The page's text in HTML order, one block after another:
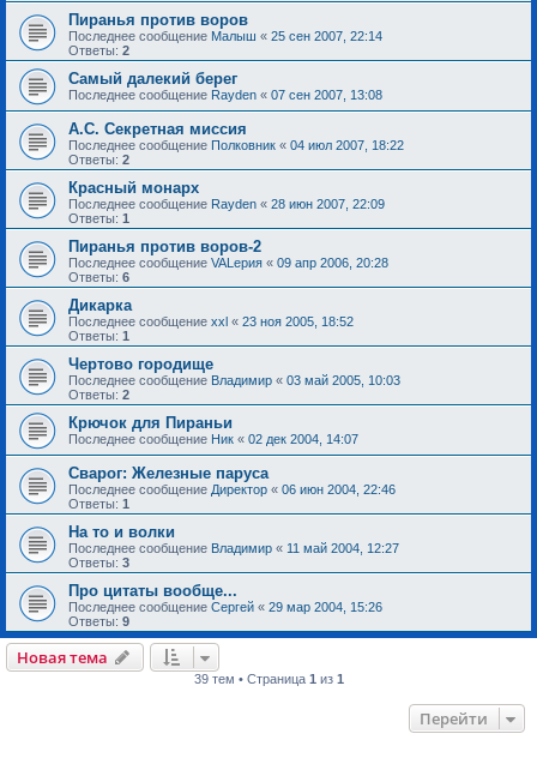
Пиранья против воров
Последнее сообщение Малыш « 25 сен 2007, 22:14
Ответы: 2
Самый далекий берег
Последнее сообщение Rayden « 07 сен 2007, 13:08
А.С. Секретная миссия
Последнее сообщение Полковник « 04 июл 2007, 18:22
Ответы: 2
Красный монарх
Последнее сообщение Rayden « 28 июн 2007, 22:09
Ответы: 1
Пиранья против воров-2
Последнее сообщение VALерия « 09 апр 2006, 20:28
Ответы: 6
Дикарка
Последнее сообщение xxl « 23 ноя 2005, 18:52
Ответы: 1
Чертово городище
Последнее сообщение Владимир « 03 май 2005, 10:03
Ответы: 2
Крючок для Пираньи
Последнее сообщение Ник « 02 дек 2004, 14:07
Сварог: Железные паруса
Последнее сообщение Директор « 06 июн 2004, 22:46
Ответы: 1
На то и волки
Последнее сообщение Владимир « 11 май 2004, 12:27
Ответы: 3
Про цитаты вообще...
Последнее сообщение Сергей « 29 мар 2004, 15:26
Ответы: 9
Новая тема
39 тем • Страница 1 из 1
Перейти